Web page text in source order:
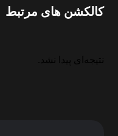
کالکشن های مرتبط
نتیجه‌ای پیدا نشد.